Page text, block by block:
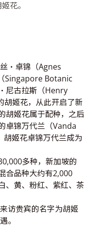
花。
•卓锦（Agnes
Singapore Botanic
尼古拉斯（Henry
胡姬花，从此开启了新
胡姬花属于配种，之后
卓锦万代兰（Vanda
姬花卓锦万代兰成为
多种，新加坡的
合品种大约有2,000
、黄、粉红、紫红、茶
访贵宾的名字为胡姬
。